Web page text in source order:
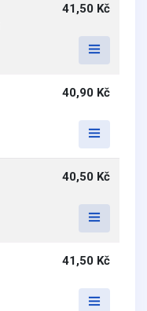
41,50 Kč
40,90 Kč
40,50 Kč
41,50 Kč